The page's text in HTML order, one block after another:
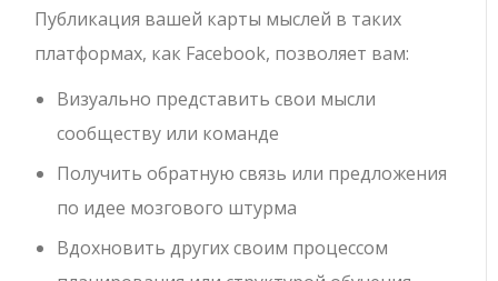
Публикация вашей карты мыслей в таких
платформах, как Facebook, позволяет вам:
Визуально представить свои мысли
сообществу или команде
Получить обратную связь или предложения
по идее мозгового штурма
Вдохновить других своим процессом